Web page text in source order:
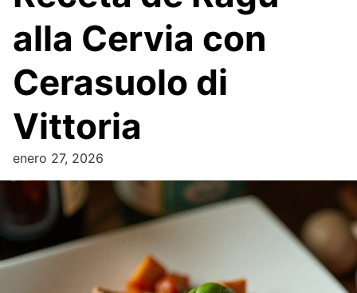
alla Cervia con
Cerasuolo di
Vittoria
enero 27, 2026